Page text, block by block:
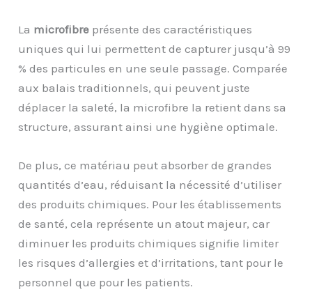
La microfibre présente des caractéristiques
uniques qui lui permettent de capturer jusqu’à 99
% des particules en une seule passage. Comparée
aux balais traditionnels, qui peuvent juste
déplacer la saleté, la microfibre la retient dans sa
structure, assurant ainsi une hygiène optimale.
De plus, ce matériau peut absorber de grandes
quantités d’eau, réduisant la nécessité d’utiliser
des produits chimiques. Pour les établissements
de santé, cela représente un atout majeur, car
diminuer les produits chimiques signifie limiter
les risques d’allergies et d’irritations, tant pour le
personnel que pour les patients.